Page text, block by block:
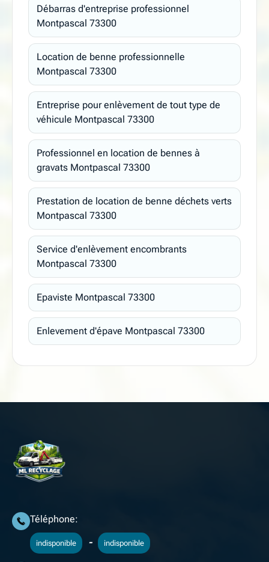
Débarras d'entreprise professionnel
Montpascal 73300
Location de benne professionnelle
Montpascal 73300
Entreprise pour enlèvement de tout type de
véhicule Montpascal 73300
Professionnel en location de bennes à
gravats Montpascal 73300
Prestation de location de benne déchets verts
Montpascal 73300
Service d'enlèvement encombrants
Montpascal 73300
Epaviste Montpascal 73300
Enlevement d'épave Montpascal 73300
Téléphone:
indisponible - indisponible